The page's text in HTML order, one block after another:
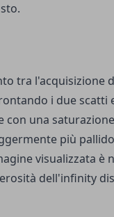
tra l'acquisizione
i due scatti
con una
più
visualizzata è
dell'infinity